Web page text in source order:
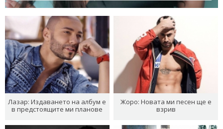
Лазар: Издаването на албум е
в предстоящите ми планове
Жоро: Новата ми песен ще е
взрив